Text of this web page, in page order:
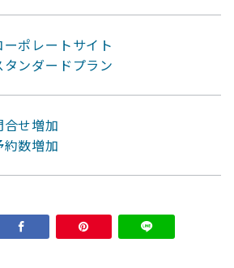
ーポレートサイト
タンダードプラン
合せ増加
約数増加